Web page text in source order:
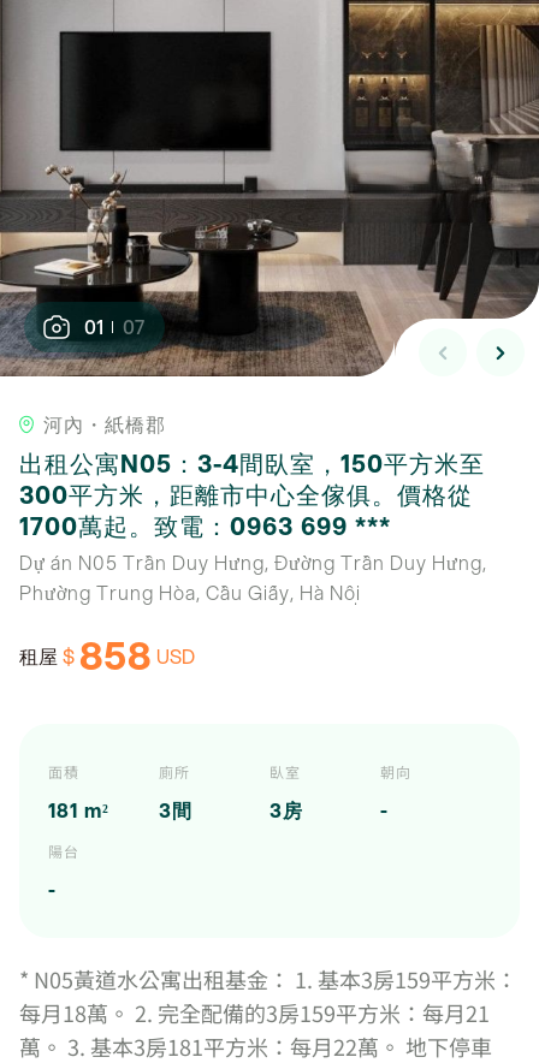
01 07
河內・紙橋郡
出租公寓N05：3-4間臥室，150平方米至
300平方米，距離市中心全傢俱。價格從
1700萬起。致電：0963 699 ***
Dự án N05 Trần Duy Hưng, Đường Trần Duy Hưng,
Phường Trung Hòa, Cầu Giấy, Hà Nội
租屋 $ 858 USD
面積
181 m²
廁所
3間
臥室
3房
朝向
-
陽台
-
* N05黃道水公寓出租基金： 1. 基本3房159平方米：
每月18萬。 2. 完全配備的3房159平方米：每月21
萬。 3. 基本3房181平方米：每月22萬。 地下停車